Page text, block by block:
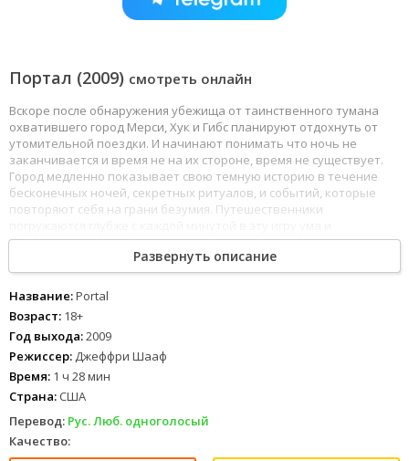
Портал (2009) смотреть онлайн
Вскоре после обнаружения убежища от таинственного тумана
охватившего город Мерси, Хук и Гибс планируют отдохнуть от
утомительной поездки. И начинают понимать что ночь не
заканчивается и время не на их стороне, время не существует.
Город медленно показывает свою темную историю в течение
бесконечных ночей, секретных ритуалов, и событий, которые
повторяют себя на грани безумия. Путешественники
ужасающих открытий, которые приводят к событиям прошлого, о
которых они никогда не знали...Развернуть описание
Название:Portal
Возраст: 18+
Год выхода:2009
Режиссер: Джеффри Шааф
Время: 1 ч 28 мин
Страна: США
Перевод: Рус. Люб. одноголосый
Качество: